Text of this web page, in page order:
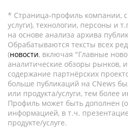
* Страница-профиль компании,
услуги), технологии, персоны и
на основе анализа архива
Обрабатываются тексты всех
(новости, включая "Главные
аналитические обзоры рынков,
содержание партнёрских
больше публикаций на CNews
или продукта/услуги, тем более
Профиль может быть дополнен
информацией, в т.ч.
продукте/услуге.